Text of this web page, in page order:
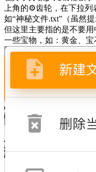
上角的⚙️齿轮，在下拉
如“神秘文件.txt”（虽然
但这里主要指的是不要用
一些宝物，如：黄金、宝